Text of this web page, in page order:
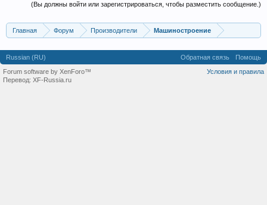
(Вы должны войти или зарегистрироваться, чтобы разместить сообщение.)
Главная Форум Производители Машиностроение
Russian (RU) Обратная связь
Помощь
Условия и правила
Forum software by XenForo™
Перевод: XF-Russia.ru